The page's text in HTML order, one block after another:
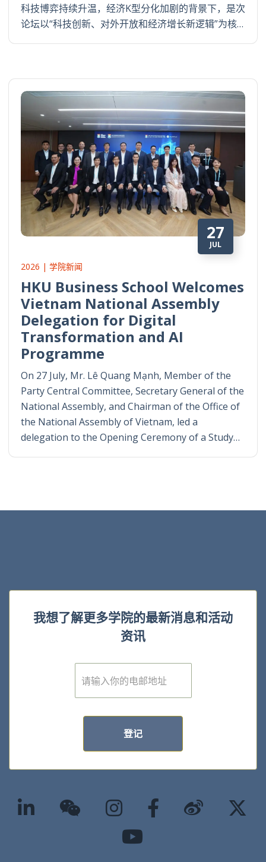
科技博弈持续升温，经济K型分化加剧的背景下，是次
论坛以“科技创新、对外开放和经济增长新逻辑”为核…
27
JUL
2026 | 学院新闻
HKU Business School Welcomes
Vietnam National Assembly
Delegation for Digital
Transformation and AI
Programme
On 27 July, Mr. Lê Quang Mạnh, Member of the
Party Central Committee, Secretary General of the
National Assembly, and Chairman of the Office of
the National Assembly of Vietnam, led a
delegation to the Opening Ceremony of a Study…
我想了解更多学院的最新消息和活动
资讯
E
m
登记